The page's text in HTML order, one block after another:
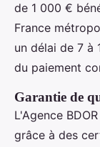
de 1 000 €
France
un délai de 7 à
du paiement
Garantie de
L'Agence
grâce à des